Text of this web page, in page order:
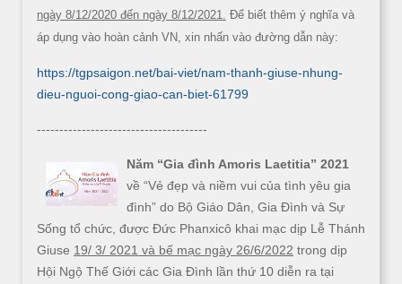
ngày 8/12/2020 đến ngày 8/12/2021.
Để biết thêm ý nghĩa và
áp dụng vào hoàn cảnh VN, xin nhấn vào đường dẫn này:
https://tgpsaigon.net/bai-viet/nam-thanh-giuse-nhung-
dieu-nguoi-cong-giao-can-biet-61799
--------------------------------------
Năm “Gia đình Amoris Laetitia” 2021
về “Vẻ đẹp và niềm vui của tình yêu gia
đình” do Bộ Giáo Dân, Gia Đình và Sự
Sống tổ chức, được Đức Phanxicô khai mạc dịp Lễ Thánh
Giuse 19/ 3/ 2021 và bế mạc ngày 26/6/2022 trong dịp
Hội Ngộ Thế Giới các Gia Đình lần thứ 10 diễn ra tại